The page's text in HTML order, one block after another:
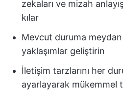
zekaları ve mizah
kılar
Mevcut duruma
yaklaşımlar geliştirin
İletişim tarzlarını her
ayarlayarak mükemmel